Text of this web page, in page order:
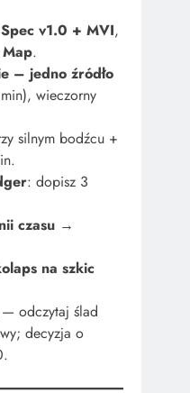
Spec v1.0 + MVI,
.
– jedno źródło
wieczorny
silnym bodźcu +
: dopisz 3
czasu →
na szkic
— odczytaj ślad
decyzja o